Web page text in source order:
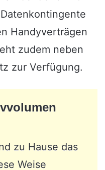
Handyverträgen
zudem neben
zur Verfügung.
zu Hause das
Weise